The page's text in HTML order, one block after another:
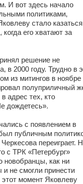
И вот здесь начало
политиками,
стало
его хватают за
решение не
в 2000 году. Трудно в
из митингов в ноябре
полуприличный
адрес тех, кто
дождетесь».
с появлением в
публичным
переиграет.
с ТРК «Петербург»
новобранцы, как ни
не смогли принести
момент Яковлеву